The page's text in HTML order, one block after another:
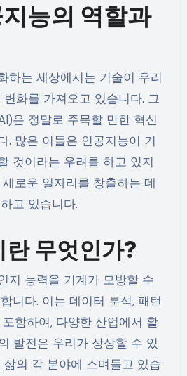
능의 역할과
화를 가져오고 있습니다. 그
은 정말로 주목할 만한 혁신
. 많은 이들은 인공지능이 기
것이라는 우려를 하고 있지
로운 일자리를 창출하는 데
고 있습니다.
무엇인가?
지 능력을 기계가 모방할 수
니다. 이는 데이터 분석, 패턴
함하여, 다양한 산업에서 활
발전은 우리가 상상할 수 있
의 각 분야에 스며들고 있습